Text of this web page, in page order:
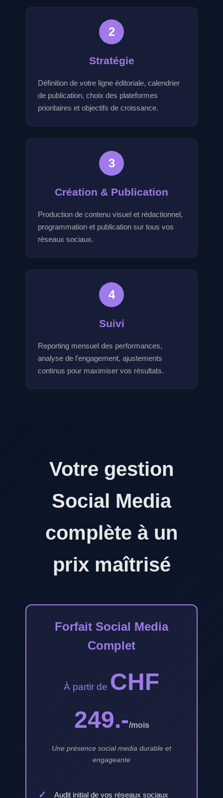
2
Stratégie
Définition de votre ligne éditoriale, calendrier
de publication, choix des plateformes
prioritaires et objectifs de croissance.
3
Création & Publication
Production de contenu visuel et rédactionnel,
programmation et publication sur tous vos
réseaux sociaux.
4
Suivi
Reporting mensuel des performances,
analyse de l'engagement, ajustements
continus pour maximiser vos résultats.
Votre gestion
Social Media
complète à un
prix maîtrisé
Forfait Social Media
Complet
À partir de CHF
249.-/mois
Une présence social media durable et
engageante
Audit initial de vos réseaux sociaux